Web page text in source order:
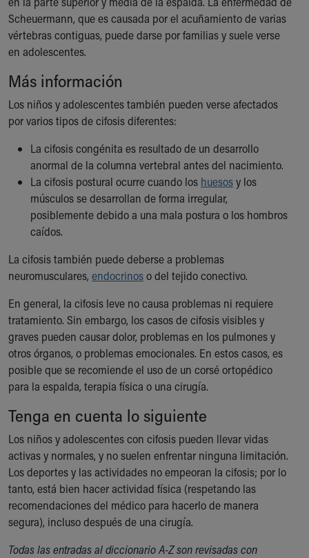
Ronald McDonald House Care Mobile
Health Centers
Symptom Checker
Financial Services
Price Estimates
Family Supports
Sports Health Services Provider for Akron Zips
New Parents
Find a Pediatrics Location
Find a Pediatrician
MyChart
Make an Appointment
Breastfeeding Medicine
Child Passenger Safety
Safe Sleep
About Akron Children's Pediatrics
Building a Brighter Future
Our Mission, Vision, Promise
Calendar of Events
Community Mission
Connect With Us
Our Culture of Caring
Our Leadership
Quality and Patient Safety
Unity and Engagement
Women's Board
Our History
More childhood, please.™
Cincinnati Children's
Scheuermann, que es causada por el acuñamiento de varias
vértebras contiguas, puede darse por familias y suele verse
en adolescentes.
Más información
Los niños y adolescentes también pueden verse afectados
por varios tipos de cifosis diferentes:
La cifosis congénita es resultado de un desarrollo
anormal de la columna vertebral antes del nacimiento.
La cifosis postural ocurre cuando los huesosy los
músculos se desarrollan de forma irregular,
posiblemente debido a una mala postura o los hombros
caídos.
La cifosis también puede deberse a problemas
neuromusculares, endocrinoso del tejido conectivo.
En general, la cifosis leve no causa problemas ni requiere
tratamiento. Sin embargo, los casos de cifosis visibles y
graves pueden causar dolor, problemas en los pulmones y
otros órganos, o problemas emocionales. En estos casos, es
posible que se recomiende el uso de un corsé ortopédico
para la espalda, terapia física o una cirugía.
Tenga en cuenta lo siguiente
Los niños y adolescentes con cifosis pueden llevar vidas
activas y normales, y no suelen enfrentar ninguna limitación.
Los deportes y las actividades no empeoran la cifosis; por lo
tanto, está bien hacer actividad física (respetando las
recomendaciones del médico para hacerlo de manera
segura), incluso después de una cirugía.
Todas las entradas al diccionario A-Z son revisadas con